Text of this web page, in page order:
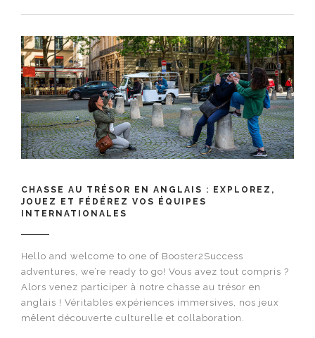
CHASSE AU TRÉSOR EN ANGLAIS : EXPLOREZ,
JOUEZ ET FÉDÉREZ VOS ÉQUIPES
INTERNATIONALES
Hello and welcome to one of Booster2Success
adventures, we’re ready to go! Vous avez tout compris ?
Alors venez participer à notre chasse au trésor en
anglais ! Véritables expériences immersives, nos jeux
mêlent découverte culturelle et collaboration.